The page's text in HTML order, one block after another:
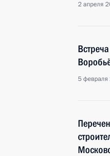
2 апреля
5 февраля